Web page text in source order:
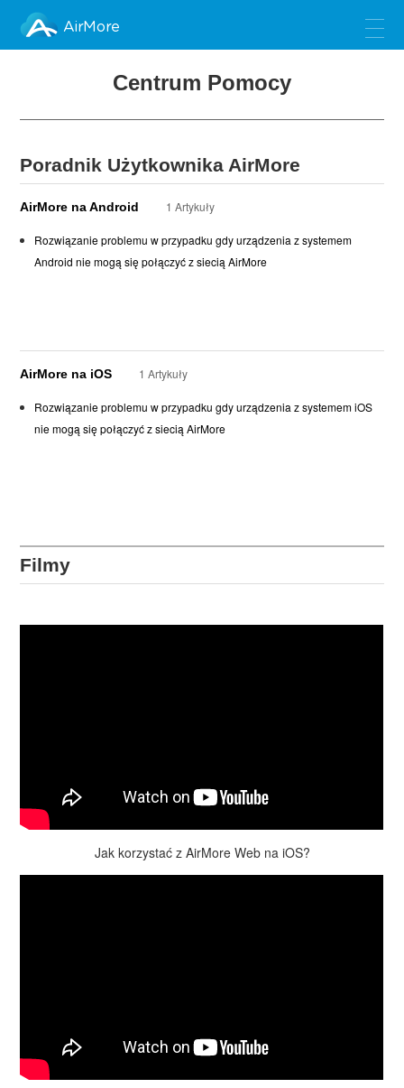
AirMore
Centrum Pomocy
Poradnik Użytkownika AirMore
AirMore na Android 1 Artykuły
Rozwiązanie problemu w przypadku gdy urządzenia z systemem
Android nie mogą się połączyć z siecią AirMore
AirMore na iOS 1 Artykuły
Rozwiązanie problemu w przypadku gdy urządzenia z systemem iOS
nie mogą się połączyć z siecią AirMore
Filmy
Jak korzystać z AirMore Web na iOS?